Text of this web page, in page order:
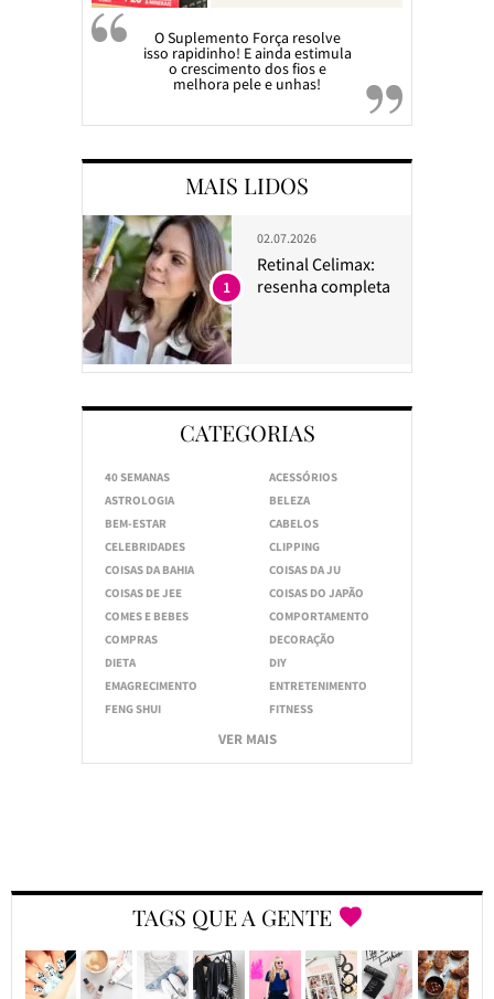
O Suplemento Força resolve
isso rapidinho! E ainda estimula
o crescimento dos fios e
melhora pele e unhas!
MAIS LIDOS
02.07.2026
Retinal Celimax:
resenha completa
1
CATEGORIAS
40 SEMANAS
ACESSÓRIOS
ASTROLOGIA
BELEZA
BEM-ESTAR
CABELOS
CELEBRIDADES
CLIPPING
COISAS DA BAHIA
COISAS DA JU
COISAS DE JEE
COISAS DO JAPÃO
COMES E BEBES
COMPORTAMENTO
COMPRAS
DECORAÇÃO
DIETA
DIY
EMAGRECIMENTO
ENTRETENIMENTO
FENG SHUI
FITNESS
VER MAIS
TAGS QUE A GENTE